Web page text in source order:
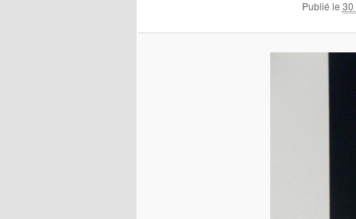
Publié le 30